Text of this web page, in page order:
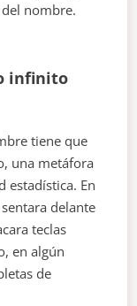
nombre.
infinito
tiene que
una metáfora
estadística. En
delante
teclas
en algún
de